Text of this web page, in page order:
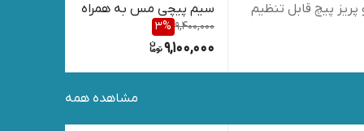
پیچ قابل تنظیم
سیم پیچی مس به همراه
اتومات / ست کنترل کپی
9,400,000
3%
9,100,000
مشاهده همه